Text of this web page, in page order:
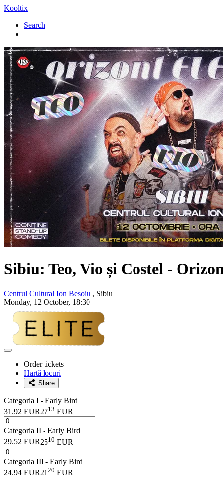
Kooltix
Search
Sibiu: Teo, Vio și Costel -
Centrul Cultural Ion Besoiu , Sibiu
Monday, 12 October, 18:30
Adaugă
favoriteOrder tickets
Hartă locuri
Share
Categoria I - Early Bird
31.92 EUR2713 EUR
Categoria II - Early Bird
29.52 EUR2510 EUR
Categoria III - Early Bird
24.94 EUR21 20 EUR